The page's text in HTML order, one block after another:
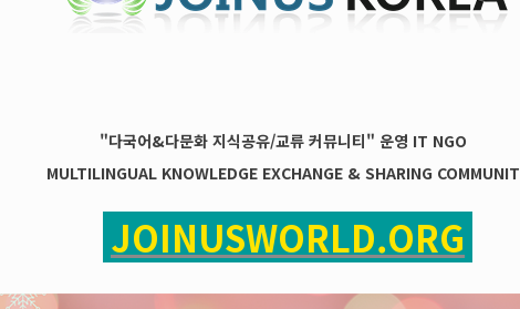
"다국어&다문화 지식공유/교류 커뮤니티" 운영 IT NGO
MULTILINGUAL KNOWLEDGE EXCHANGE & SHARING
JOINUSWORLD.ORG